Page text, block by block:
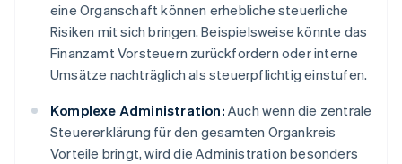
eine Organschaft können erhebliche steuerliche
Risiken mit sich bringen. Beispielsweise könnte das
Finanzamt Vorsteuern zurückfordern oder interne
Umsätze nachträglich als steuerpflichtig einstufen.
Komplexe Administration: Auch wenn die zentrale
Steuererklärung für den gesamten Organkreis
Vorteile bringt, wird die Administration besonders